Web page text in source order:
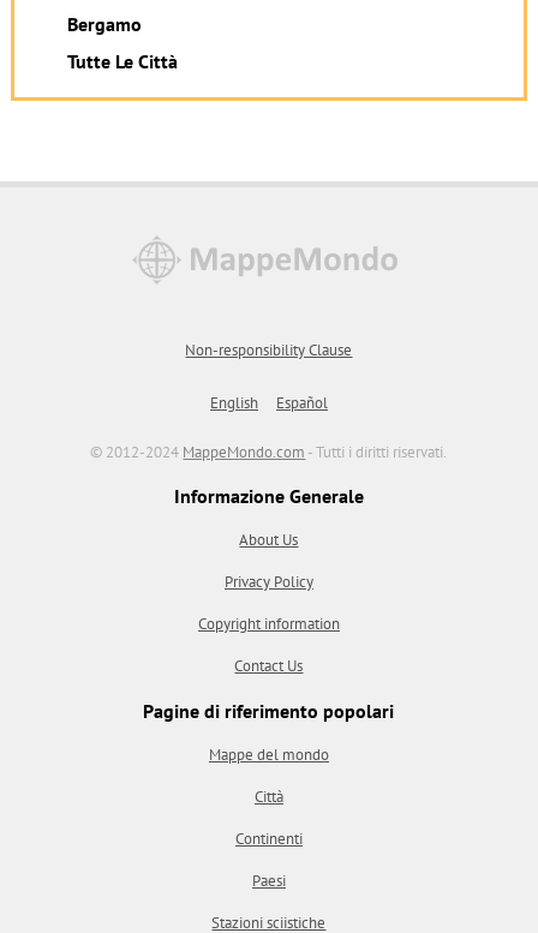
Bergamo
Tutte Le Città
Non-responsibility Clause
English Español
© 2012-2024 MappeMondo.com - Tutti i diritti riservati.
Informazione Generale
About Us
Privacy Policy
Copyright information
Contact Us
Pagine di riferimento popolari
Mappe del mondo
Città
Continenti
Paesi
Stazioni sciistiche